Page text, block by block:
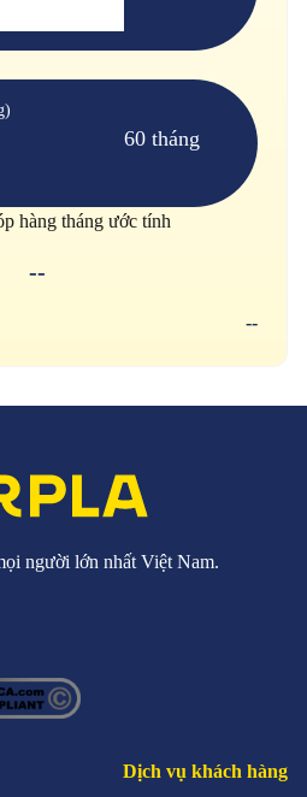
60 tháng
hàng tháng ước tính
--
--
người lớn nhất Việt Nam.
Dịch vụ khách hàng